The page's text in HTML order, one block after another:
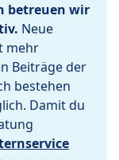
betreuen wir
Neue
mehr
Beiträge der
bestehen
Damit du